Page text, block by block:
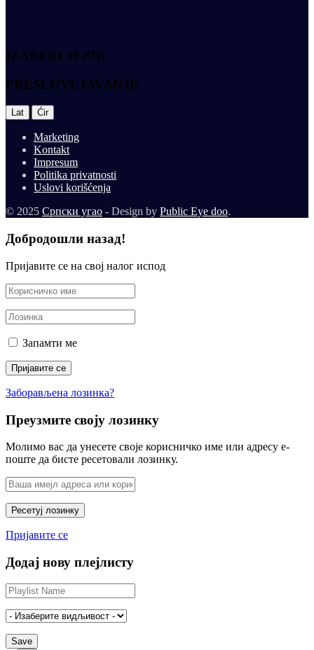
IZABERI JEZIK
PRESLOVLJAVANJE
Lat | Ćir
Marketing
Kontakt
Impresum
Politika privatnosti
Uslovi korišćenja
© 2025 Српски угао - Design by Public Eye doo.
Добродошли назад!
Пријавите се на свој налог испод
Запамти ме
Заборављена лозинка?
Преузмите своју лозинку
Молимо вас да унесете своје корисничко име или адресу е-
поште да бисте ресетовали лозинку.
Пријавите се
Додај нову плејлисту